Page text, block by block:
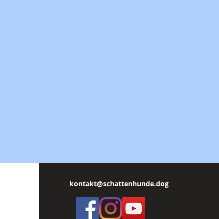
kontakt@schattenhunde.dog